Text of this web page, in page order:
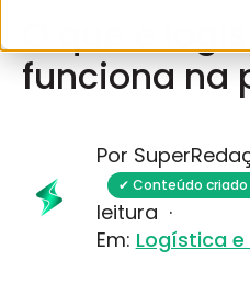
O que é
funciona na
Por
✔ Conteúdo
leitura ·
Em: Logística